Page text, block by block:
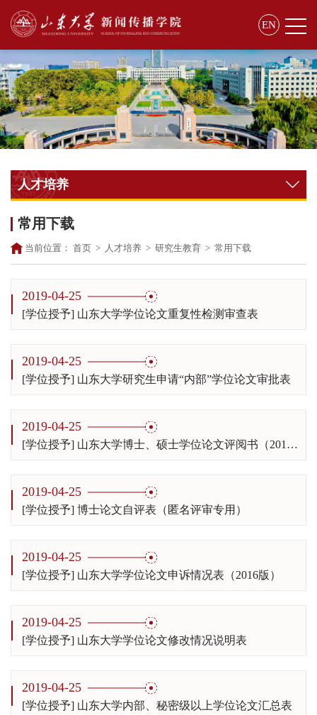
EN
人才培养
常用下载
当前位置： 首页 > 人才培养 > 研究生教育 > 常用下载
2019-04-25
[学位授予] 山东大学学位论文重复性检测审查表
2019-04-25
[学位授予] 山东大学研究生申请“内部”学位论文审批表
2019-04-25
[学位授予] 山东大学博士、硕士学位论文评阅书（2016）
2019-04-25
[学位授予] 博士论文自评表（匿名评审专用）
2019-04-25
[学位授予] 山东大学学位论文申诉情况表（2016版）
2019-04-25
[学位授予] 山东大学学位论文修改情况说明表
2019-04-25
[学位授予] 山东大学内部、秘密级以上学位论文汇总表